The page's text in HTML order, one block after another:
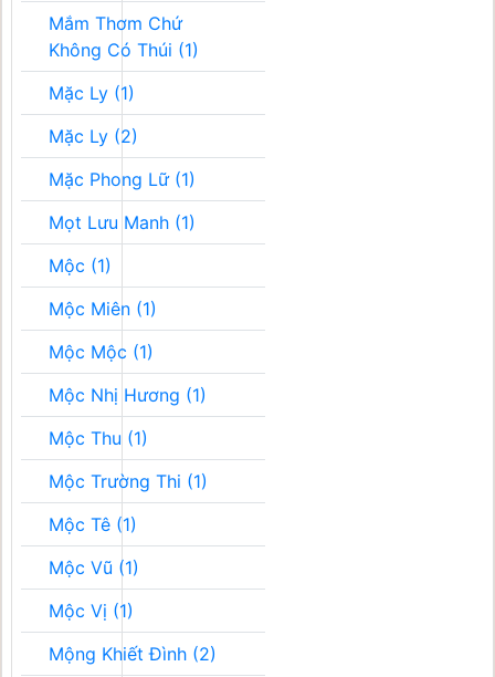
Mắm Thơm Chứ
Không Có Thúi (1)
Mặc Ly (1)
Mặc Ly (2)
Mặc Phong Lữ (1)
Mọt Lưu Manh (1)
Mộc (1)
Mộc Miên (1)
Mộc Mộc (1)
Mộc Nhị Hương (1)
Mộc Thu (1)
Mộc Trường Thi (1)
Mộc Tê (1)
Mộc Vũ (1)
Mộc Vị (1)
Mộng Khiết Đình (2)